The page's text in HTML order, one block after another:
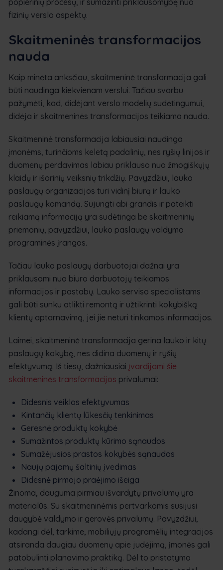
fizinių verslo aspektų.
Skaitmeninės transformacijos
nauda
Kaip minėta anksčiau, skaitmeninė transformacija gali
būti naudinga kiekvienam verslui. Tačiau svarbu
pažymėti, kad, didėjant verslo modelių sudėtingumui,
didėja ir skaitmeninės transformacijos teikiama nauda.
Skaitmeninė transformacija labiausiai naudinga
įmonėms, turinčioms keletą padalinių, nes ryšių linijos ir
duomenų perdavimas labiau priklauso nuo žmogiškųjų
klaidų ir išorinių veiksnių trikdžių. Pavyzdžiui, lauko
paslaugų organizacijos turi vidinį biurą ir lauko
paslaugų komandą. Sujungti abi grandis ir pateikti
reikiamą informaciją yra sudėtinga be skaitmeninių
priemonių, pavyzdžiui, lauko paslaugų valdymo
programinės įrangos.
Tačiau lauko paslaugų darbuotojai dažnai yra
priklausomi nuo biuro darbuotojų teikiamos
informacijos ir pastabų. Lauko serviso specialistams
gali būti sunku atlikti remontą ir užtikrinti kokybišką
klientų aptarnavimą, jei jie neturi tinkamos informacijos.
Laimei, skaitmeninė transformacija gerina lauko ir kitų
paslaugų kokybę, nes didina duomenų ir ryšių
efektyvumą. Iš tiesų, dažniausiai įvardijami šie
skaitmeninės transformacijos privalumai:
Didesnis veiklos efektyvumas
Kintančių klientų lūkesčių tenkinimas
Geresnė produktų kokybė
Sumažintos produktų kūrimo sąnaudos
Sumažėjusios prastos kokybės sąnaudos
Naujų pajamų šaltinių įvedimas
Didesnė pirmojo praėjimo išeiga
Žinoma, dauguma pirmiau išvardytų privalumų yra
materialūs. Su skaitmeninėmis pertvarkomis susijusi
daugybė valdymo ir gerovės privalumų. Pavyzdžiui,
kadangi dėl, tarkime, mobiliųjų programėlių integracijos
atsiranda daugiau duomenų apie judėjimą, įmonės gali
patobulinti planavimo praktiką. Dėl to pristatymo